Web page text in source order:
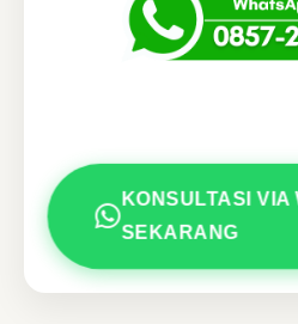
KONSULTASI VIA
SEKARANG